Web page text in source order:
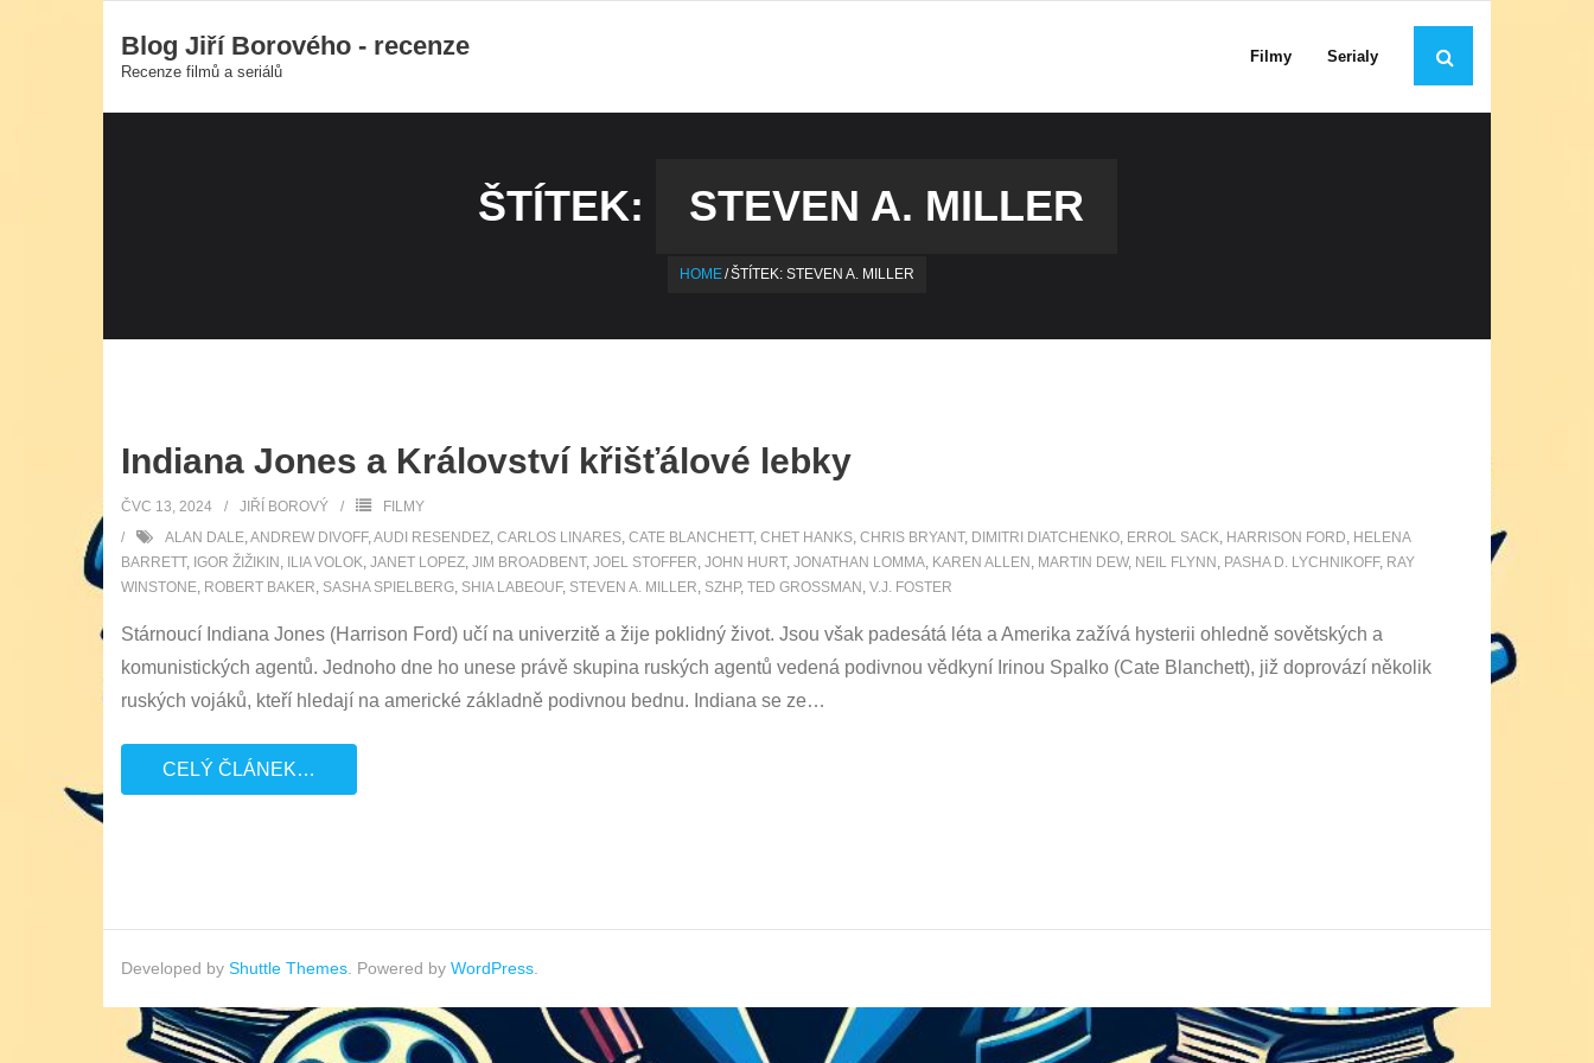
content
Blog Jiří Borového - recenze
Recenze filmů a seriálů
Filmy Serialy
ŠTÍTEK: STEVEN A. MILLER
HOME/ŠTÍTEK: STEVEN A. MILLER
Indiana Jones a Království křišťálové lebky
ČVC 13, 2024 JIŘÍ BOROVÝ
FILMY
ALAN DALE,ANDREW DIVOFF,AUDI RESENDEZ, CARLOS LINARES, CATE BLANCHETT, CHET HANKS, CHRIS BRYANT, DIMITRI DIATCHENKO, ERROL SACK, HARRISON FORD, HELENA
BARRETT, IGOR ŽIŽIKIN , ILIA VOLOK, JANET LOPEZ, JIM BROADBENT, JOEL STOFFER, JOHN HURT, JONATHAN LOMMA, KAREN ALLEN , MARTIN DEW, NEIL FLYNN , PASHA D. LYCHNIKOFF, RAY
WINSTONE, ROBERT BAKER, SASHA SPIELBERG, SHIA LABEOUF, STEVEN A. MILLER, SZHP, TED GROSSMAN , V.J. FOSTER
Stárnoucí Indiana Jones (Harrison Ford) učí na univerzitě a žije poklidný život. Jsou však padesátá léta a Amerika zažívá hysterii ohledně sovětských a
komunistických agentů. Jednoho dne ho unese právě skupina ruských agentů vedená podivnou vědkyní Irinou Spalko (Cate Blanchett), již doprovází několik
ruských vojáků, kteří hledají na americké základně podivnou bednu. Indiana se ze…
CELÝ ČLÁNEK…
Developed by Shuttle Themes . Powered by WordPress